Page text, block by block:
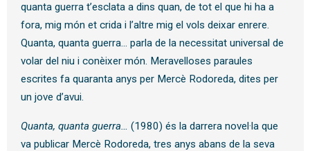
quanta guerra t’esclata a dins quan, de tot el que hi ha a
fora, mig món et crida i l’altre mig el vols deixar enrere.
Quanta, quanta guerra… parla de la necessitat universal de
volar del niu i conèixer món. Meravelloses paraules
escrites fa quaranta anys per Mercè Rodoreda, dites per
un jove d’avui.
Quanta, quanta guerra…
(1980) és la darrera novel·la que
va publicar Mercè Rodoreda, tres anys abans de la seva